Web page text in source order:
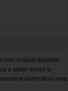
bun si daca doamne
a ajuns acasa si
diversificat vrea